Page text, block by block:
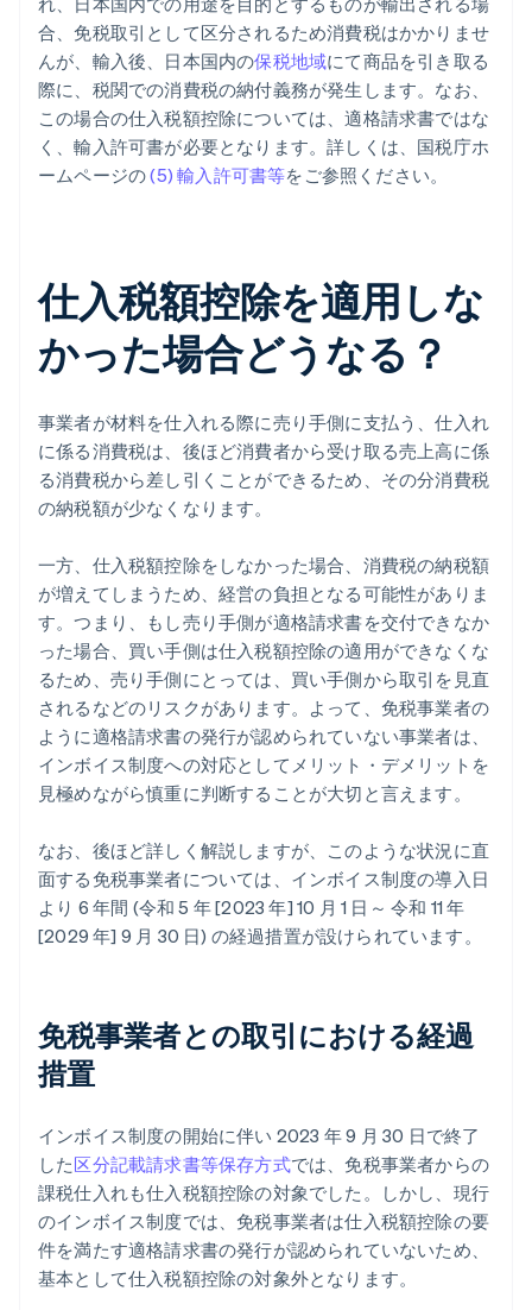
合、免税取引として区分されるため消費税はかかりませ
んが、輸入後、日本国内の保税地域にて商品を引き取る
際に、税関での消費税の納付義務が発生します。なお、
この場合の仕入税額控除については、適格請求書ではな
く、輸入許可書が必要となります。詳しくは、国税庁ホ
ームページの(5) 輸入許可書等をご参照ください。
仕入税額控除を適用しな
かった場合どうなる？
事業者が材料を仕入れる際に売り手側に支払う、仕入れ
に係る消費税は、後ほど消費者から受け取る売上高に係
る消費税から差し引くことができるため、その分消費税
の納税額が少なくなります。
一方、仕入税額控除をしなかった場合、消費税の納税額
が増えてしまうため、経営の負担となる可能性がありま
す。つまり、もし売り手側が適格請求書を交付できなか
った場合、買い手側は仕入税額控除の適用ができなくな
るため、売り手側にとっては、買い手側から取引を見直
されるなどのリスクがあります。よって、免税事業者の
ように適格請求書の発行が認められていない事業者は、
インボイス制度への対応としてメリット・デメリットを
見極めながら慎重に判断することが大切と言えます。
なお、後ほど詳しく解説しますが、このような状況に直
面する免税事業者については、インボイス制度の導入日
より 6 年間 (令和 5 年 [2023 年] 10 月 1 日～ 令和 11 年
[2029 年] 9 月 30 日) の経過措置が設けられています。
免税事業者との取引における経過
措置
インボイス制度の開始に伴い 2023 年 9 月 30 日で終了
した区分記載請求書等保存方式では、免税事業者からの
課税仕入れも仕入税額控除の対象でした。しかし、現行
のインボイス制度では、免税事業者は仕入税額控除の要
件を満たす適格請求書の発行が認められていないため、
基本として仕入税額控除の対象外となります。